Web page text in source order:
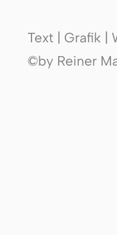
Text | Grafik |
©by Reiner